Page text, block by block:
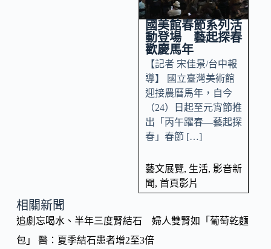
國美館春節系列活
動登場 藝起探春
歡慶馬年
【記者 宋佳景/台中報
導】 國立臺灣美術館
迎接農曆馬年，自今
（24）日起至元宵節推
出「丙午躍春—藝起探
春」春節 […]
藝文展覽, 生活, 影音新
聞, 首頁影片
相關新聞
追劇忘喝水、半年三度腎結石 婦人雙腎如「葡萄乾麵
包」 醫：夏季結石患者增2至3倍